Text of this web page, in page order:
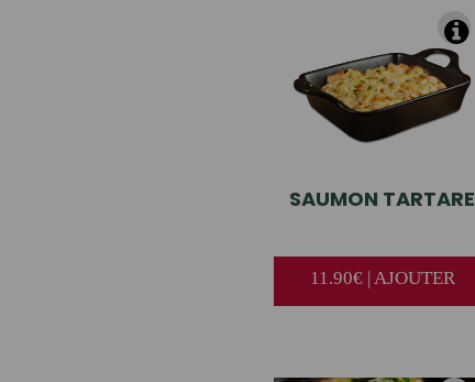
SAUMON TARTARE
11.90€ | AJOUTER